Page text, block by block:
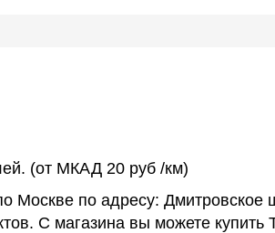
(от МКАД 20 руб /км)
Москве по адресу: Дмитровское
С магазина вы можете купить